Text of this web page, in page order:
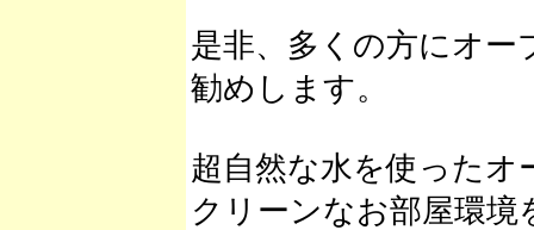
是非、多くの方にオ
勧めします。
超自然な水を使った
クリーンなお部屋環